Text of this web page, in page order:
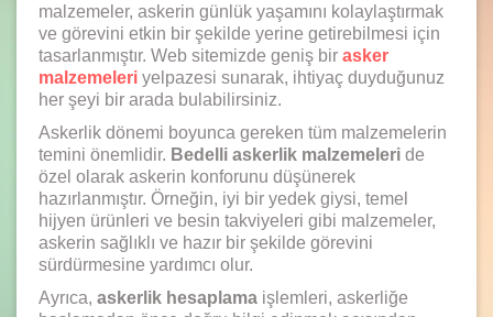
malzemeler, askerin günlük yaşamını kolaylaştırmak
ve görevini etkin bir şekilde yerine getirebilmesi için
tasarlanmıştır. Web sitemizde geniş bir asker
malzemeleri yelpazesi sunarak, ihtiyaç duyduğunuz
her şeyi bir arada bulabilirsiniz.
Askerlik dönemi boyunca gereken tüm malzemelerin
temini önemlidir. Bedelli askerlik malzemeleri de
özel olarak askerin konforunu düşünerek
hazırlanmıştır. Örneğin, iyi bir yedek giysi, temel
hijyen ürünleri ve besin takviyeleri gibi malzemeler,
askerin sağlıklı ve hazır bir şekilde görevini
sürdürmesine yardımcı olur.
Ayrıca, askerlik hesaplama işlemleri, askerliğe